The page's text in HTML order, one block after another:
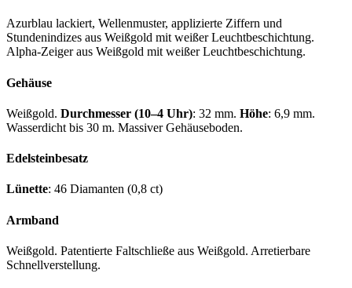
Azurblau lackiert, Wellenmuster, applizierte Ziffern und
Stundenindizes aus Weißgold mit weißer Leuchtbeschichtung.
Alpha-Zeiger aus Weißgold mit weißer Leuchtbeschichtung.
Gehäuse
Weißgold. Durchmesser (10–4 Uhr): 32 mm. Höhe: 6,9 mm.
Wasserdicht bis 30 m. Massiver Gehäuseboden.
Edelsteinbesatz
Lünette: 46 Diamanten (0,8 ct)
Armband
Weißgold. Patentierte Faltschließe aus Weißgold. Arretierbare
Schnellverstellung.